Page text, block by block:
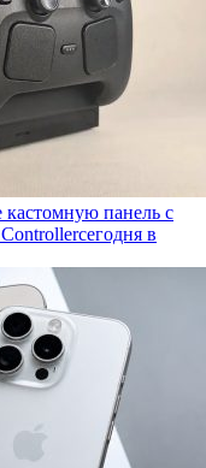
кастомную панель с
сегодня в